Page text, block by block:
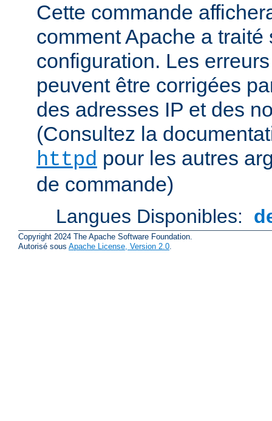
Cette commande
comment Apache a traité
configuration. Les
peuvent être corrigées
des adresses IP et des
(Consultez la
httpd pour les autres
de commande)
Langues Disponibles:
Copyright 2024 The Apache Software Foundation.
Autorisé sous Apache License, Version 2.0.